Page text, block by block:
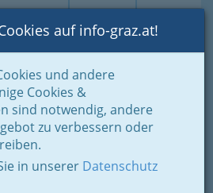
Suche Login Toggle
auf info-graz.at!
und andere
Cookies &
sind notwendig, andere
zu verbessern oder
in unserer Datenschutz
& Einrichten
Handwerker